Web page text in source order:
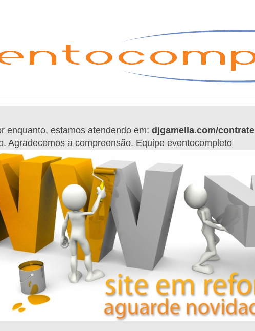
enquanto, estamos atendendo em: djgamella.com/contrate
Agradecemos a compreensão. Equipe eventocompleto